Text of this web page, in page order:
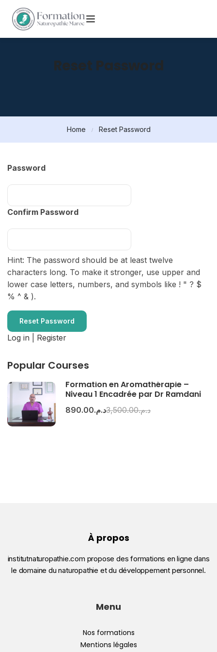
Home Reset Password
Reset Password
Password
Confirm Password
Hint: The password should be at least twelve
characters long. To make it stronger, use upper and
lower case letters, numbers, and symbols like ! " ? $
% ^ & ).
Log in Register
Popular Courses
Formation en Aromathérapie –
Niveau 1 Encadrée par Dr Ramdani
د.م.3,500.00 د.م.890.00
À propos
institutnaturopathie.com propose des formations en ligne dans
le domaine du naturopathie et du développement personnel.
Menu
Nos formations
Mentions légales